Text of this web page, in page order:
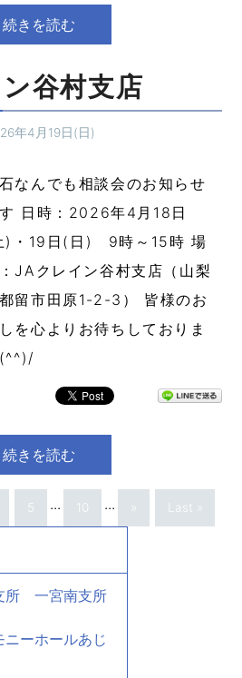
続きを読む
谷村支店
年4月19日(日)
なんでも相談会のお知らせ
日時：2026年4月18日
)・19日(日) 9時～15時 場
JAクレイン谷村支店（山梨
留市田原1-2-3） 皆様のお
を心よりお待ちしておりま
続きを読む
5 ... 10 ... » Last »
所 一宮南支所
ーホールあじ